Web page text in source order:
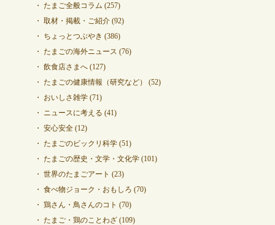
たまご全般コラム (257)
取材・掲載・ご紹介(92)
ちょっとつぶやき (386)
たまごの海外ニュース (76)
飲食店さまへ(127)
たまごの健康情報（研究など）
(52)
おいしさ雑学(71)
ニュースに考える (41)
安心安全(12)
たまごのビックリ科学(51)
たまごの歴史・文学・文化学(101)
世界のたまごアート (23)
食べ物ジョーク・おもしろ (70)
鶏さん・鳥さんのコト (70)
たまご・鶏のことわざ(109)